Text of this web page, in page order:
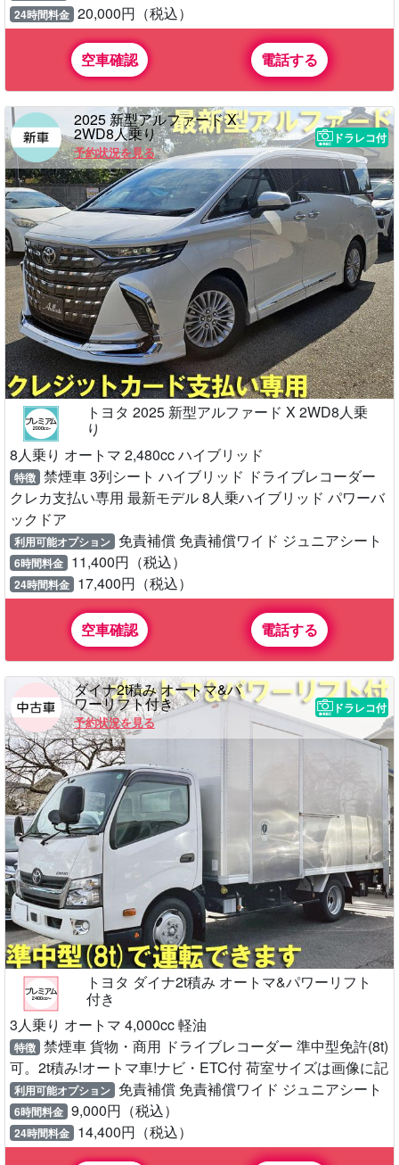
24時間料金 20,000円（税込）
空車確認 電話する
2025 新型アルファード X
2WD8人乗り
予約状況を見る
ドラレコ付
トヨタ 2025 新型アルファード X 2WD8人乗
り
8人乗り オートマ 2,480cc ハイブリッド
特徴 禁煙車 3列シート ハイブリッド ドライブレコーダー
クレカ支払い専用 最新モデル 8人乗ハイブリッド パワーバ
ックドア
利用可能オプション 免責補償 免責補償ワイド ジュニアシート
6時間料金 11,400円（税込）
24時間料金 17,400円（税込）
空車確認 電話する
ダイナ2t積み オートマ&パ
ワーリフト付き
予約状況を見る
ドラレコ付
トヨタ ダイナ2t積み オートマ&パワーリフト
付き
3人乗り オートマ 4,000cc 軽油
特徴 禁煙車 貨物・商用 ドライブレコーダー 準中型免許(8t)
可。2t積み!オートマ車!ナビ・ETC付 荷室サイズは画像に記
利用可能オプション 免責補償 免責補償ワイド ジュニアシート
6時間料金 9,000円（税込）
24時間料金 14,400円（税込）